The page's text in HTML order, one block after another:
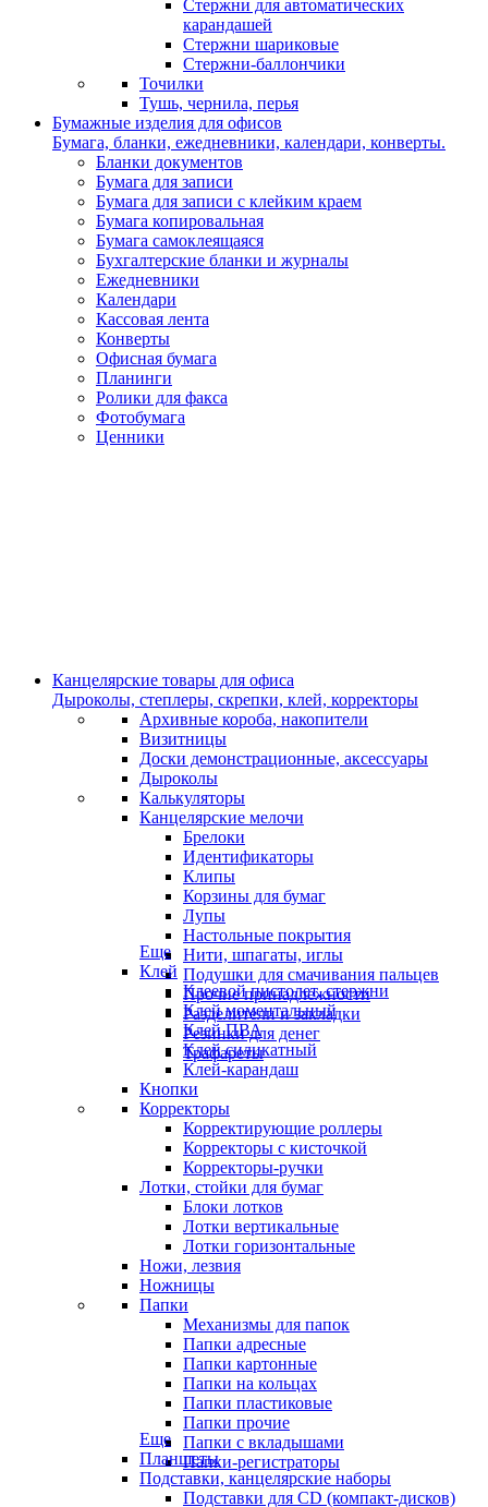
Стержни для автоматических
карандашей
Стержни шариковые
Стержни-баллончики
Точилки
Тушь, чернила, перья
Бумажные изделия для офисов
Бумага, бланки, ежедневники, календари, конверты.
Бланки документов
Бумага для записи
Бумага для записи с клейким краем
Бумага копировальная
Бумага самоклеящаяся
Бухгалтерские бланки и журналы
Ежедневники
Календари
Кассовая лента
Конверты
Офисная бумага
Планинги
Ролики для факса
Фотобумага
Ценники
Канцелярские товары для офиса
Дыроколы, степлеры, скрепки, клей, корректоры
Архивные короба, накопители
Визитницы
Доски демонстрационные, аксессуары
Дыроколы
Калькуляторы
Канцелярские мелочи
Брелоки
Идентификаторы
Клипы
Корзины для бумаг
Лупы
Настольные покрытия
Нити, шпагаты, иглы
Подушки для смачивания пальцев
Прочие принадлежности
Разделители и закладки
Резинки для денег
Трафареты
Еще
Клей
Клеевой пистолет, стержни
Клей моментальный
Клей ПВА
Клей силикатный
Клей-карандаш
Кнопки
Корректоры
Корректирующие роллеры
Корректоры с кисточкой
Корректоры-ручки
Лотки, стойки для бумаг
Блоки лотков
Лотки вертикальные
Лотки горизонтальные
Ножи, лезвия
Ножницы
Папки
Механизмы для папок
Папки адресные
Папки картонные
Папки на кольцах
Папки пластиковые
Папки прочие
Папки с вкладышами
Папки-регистраторы
Еще
Планшеты
Подставки, канцелярские наборы
Подставки для CD (компакт-дисков)